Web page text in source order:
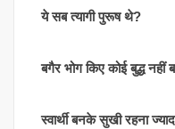
ये सब त्यागी पुरूष थे?
बगैर भोग किए कोई बुद्ध नहीं
स्वार्थी बनके सुखी रहना